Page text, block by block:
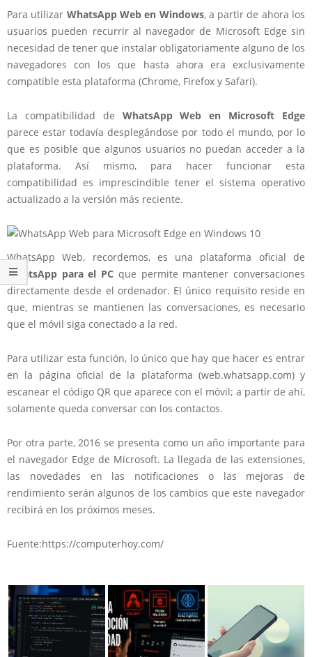
Para utilizar WhatsApp Web en Windows, a partir de ahora los
usuarios pueden recurrir al navegador de Microsoft Edge sin
necesidad de tener que instalar obligatoriamente alguno de los
navegadores con los que hasta ahora era exclusivamente
compatible esta plataforma (Chrome, Firefox y Safari).
La compatibilidad de WhatsApp Web en Microsoft Edge
parece estar todavía desplegándose por todo el mundo, por lo
que es posible que algunos usuarios no puedan acceder a la
plataforma. Así mismo, para hacer funcionar esta
compatibilidad es imprescindible tener el sistema operativo
actualizado a la versión más reciente.
WhatsApp Web, recordemos, es una plataforma oficial de
WhatsApp para el PC que permite mantener conversaciones
directamente desde el ordenador. El único requisito reside en
que, mientras se mantienen las conversaciones, es necesario
que el móvil siga conectado a la red.
Para utilizar esta función, lo único que hay que hacer es entrar
en la página oficial de la plataforma (web.whatsapp.com) y
escanear el código QR que aparece con el móvil; a partir de ahí,
solamente queda conversar con los contactos.
Por otra parte, 2016 se presenta como un año importante para
el navegador Edge de Microsoft. La llegada de las extensiones,
las novedades en las notificaciones o las mejoras de
rendimiento serán algunos de los cambios que este navegador
recibirá en los próximos meses.
Fuente:https://computerhoy.com/